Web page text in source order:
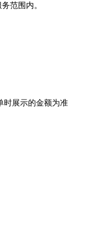
范围内。
时展示的金额为准